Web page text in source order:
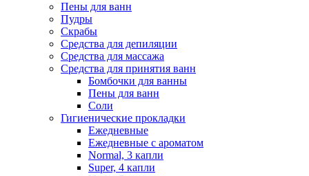
Пены для ванн
Пудры
Скрабы
Средства для депиляции
Средства для массажа
Средства для принятия ванн
Бомбочки для ванны
Пены для ванн
Соли
Гигиенические прокладки
Ежедневные
Ежедневные с ароматом
Normal, 3 капли
Super, 4 капли